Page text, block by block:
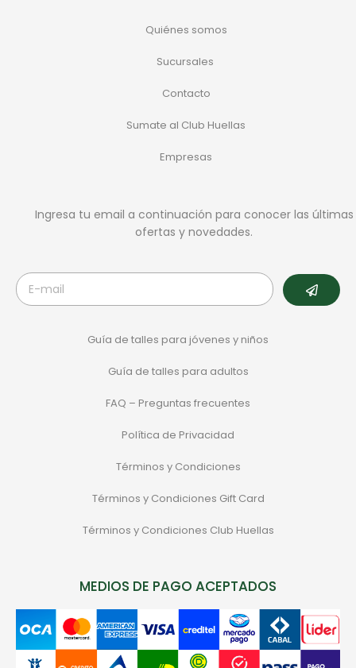
Quiénes somos
Sucursales
Contacto
Sumate al Club Huellas
Empresas
Ingresa tu email a continuación para conocer las últimas
ofertas y novedades.
Guía de talles para jóvenes y niños
Guía de talles para adultos
FAQ – Preguntas frecuentes
Política de Privacidad
Términos y Condiciones
Términos y Condiciones Gift Card
Términos y Condiciones Club Huellas
MEDIOS DE PAGO ACEPTADOS